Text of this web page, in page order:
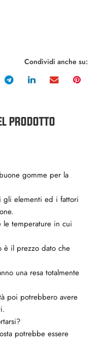
Condividi anche su:
PRODOTTO
gomme per la
gli elementi ed i fattori
le temperature in cui
è il prezzo dato che
una resa totalmente
poi potrebbero avere
potrebbe essere